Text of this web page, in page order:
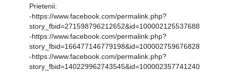
Prietenii:
-https://www.facebook.com/permalink.php?
story_fbid=271598796212652&id=100002125537688
-https://www.facebook.com/permalink.php?
story_fbid=166477146779198&id=100002759676828
-https://www.facebook.com/permalink.php?
story_fbid=140229962743545&id=100002357741240